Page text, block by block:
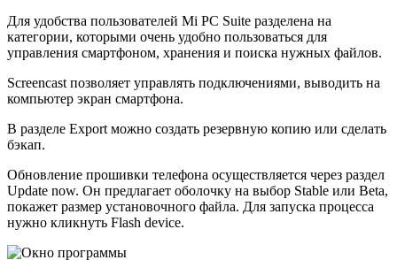
Для удобства пользователей Mi PC Suite разделена на
категории, которыми очень удобно пользоваться для
управления смартфоном, хранения и поиска нужных файлов.
Screencast позволяет управлять подключениями, выводить на
компьютер экран смартфона.
В разделе Export можно создать резервную копию или сделать
бэкап.
Обновление прошивки телефона осуществляется через раздел
Update now. Он предлагает оболочку на выбор Stable или Beta,
покажет размер установочного файла. Для запуска процесса
нужно кликнуть Flash device.